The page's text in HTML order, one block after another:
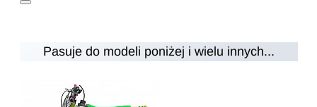
Ocena
Pasuje do modeli poniżej i wielu innych...